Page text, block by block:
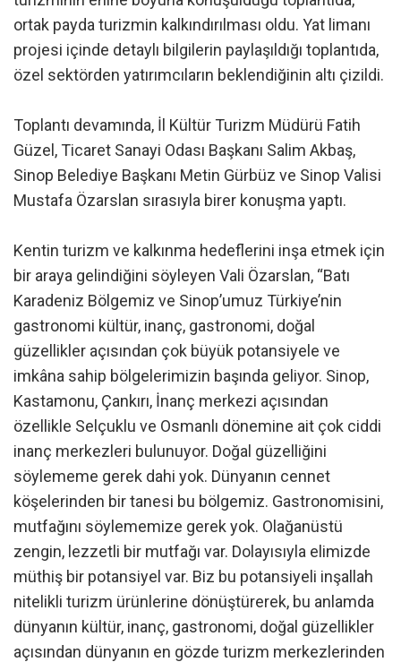
ortak payda turizmin kalkındırılması oldu. Yat limanı
projesi içinde detaylı bilgilerin paylaşıldığı toplantıda,
özel sektörden yatırımcıların beklendiğinin altı çizildi.
Toplantı devamında, İl Kültür Turizm Müdürü Fatih
Güzel, Ticaret Sanayi Odası Başkanı Salim Akbaş,
Sinop Belediye Başkanı Metin Gürbüz ve Sinop Valisi
Mustafa Özarslan sırasıyla birer konuşma yaptı.
Kentin turizm ve kalkınma hedeflerini inşa etmek için
bir araya gelindiğini söyleyen Vali Özarslan, “Batı
Karadeniz Bölgemiz ve Sinop’umuz Türkiye’nin
gastronomi kültür, inanç, gastronomi, doğal
güzellikler açısından çok büyük potansiyele ve
imkâna sahip bölgelerimizin başında geliyor. Sinop,
Kastamonu, Çankırı, İnanç merkezi açısından
özellikle Selçuklu ve Osmanlı dönemine ait çok ciddi
inanç merkezleri bulunuyor. Doğal güzelliğini
söylememe gerek dahi yok. Dünyanın cennet
köşelerinden bir tanesi bu bölgemiz. Gastronomisini,
mutfağını söylememize gerek yok. Olağanüstü
zengin, lezzetli bir mutfağı var. Dolayısıyla elimizde
müthiş bir potansiyel var. Biz bu potansiyeli inşallah
nitelikli turizm ürünlerine dönüştürerek, bu anlamda
dünyanın kültür, inanç, gastronomi, doğal güzellikler
açısından dünyanın en gözde turizm merkezlerinden